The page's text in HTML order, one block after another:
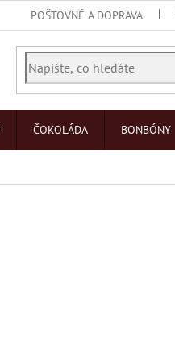
POŠTOVNÉ A DOPRAVA
ČOKOLÁDA BONBÓNY